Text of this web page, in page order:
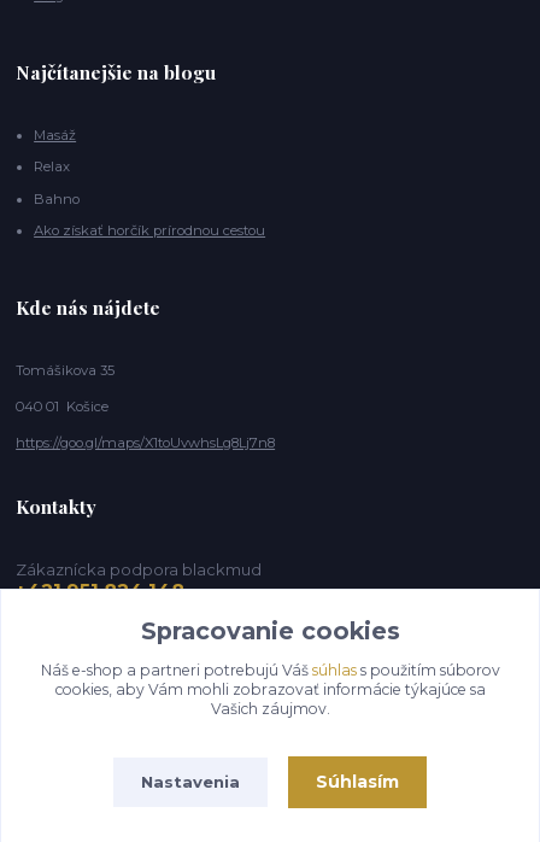
Najčítanejšie na blogu
Masáž
Relax
Bahno
Ako získať horčík prírodnou cestou
Kde nás nájdete
Tomášikova 35
040 01 Košice
https://goo.gl/maps/X1toUvwhsLg8Lj7n8
Kontakty
Zákaznícka podpora blackmud
+421 951 824 148
info@blackmud.eu
Spracovanie cookies
Náš e-shop a partneri potrebujú Váš súhlass použitím súborov
cookies, aby Vám mohli zobrazovať informácie týkajúce sa
Vašich záujmov.
Nastavenia Súhlasím